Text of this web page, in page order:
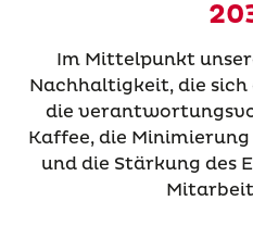
Im Mittelpunkt
Nachhaltigkeit, die
die
Kaffee, die
und die Stärkung des